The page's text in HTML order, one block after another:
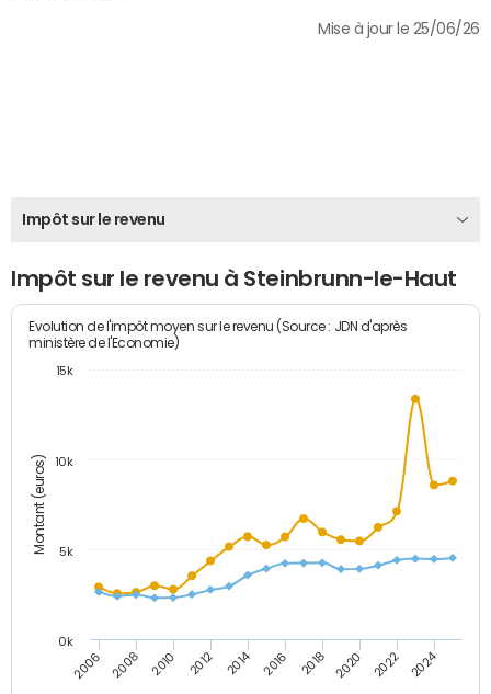
Mise à jour le 25/06/26
Impôt sur le revenu
Impôt sur le revenu à Steinbrunn-le-Haut
Montant (euros)
Evolution de l'impôt moyen sur le revenu (Source : JDN d'après
ministère de l'Economie)
2006 2008 2010 2012 2014 2016 2018 2020 2022 2024
0k
5k
10k
15k